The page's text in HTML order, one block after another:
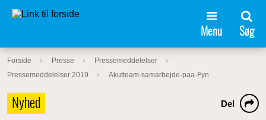
Menu Søg
Forside Presse
Pressemeddelelser
Pressemeddelelser 2019
Akutteam-samarbejde-paa-Fyn
Nyhed Del